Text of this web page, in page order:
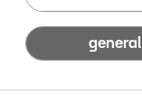
general